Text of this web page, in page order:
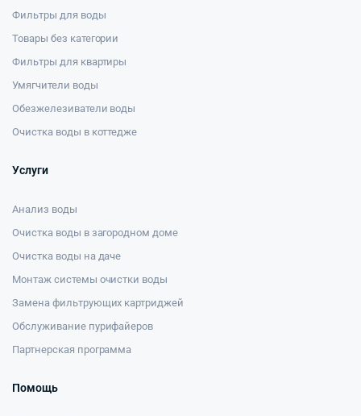
Фильтры для воды
Товары без категории
Фильтры для квартиры
Умягчители воды
Обезжелезиватели воды
Очистка воды в коттедже
Услуги
Анализ воды
Очистка воды в загородном доме
Очистка воды на даче
Монтаж системы очистки воды
Замена фильтрующих картриджей
Обслуживание пурифайеров
Партнерская программа
Помощь